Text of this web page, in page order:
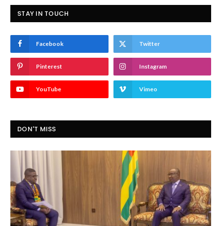
STAY IN TOUCH
Facebook Twitter
Pinterest Instagram
YouTube Vimeo
DON'T MISS